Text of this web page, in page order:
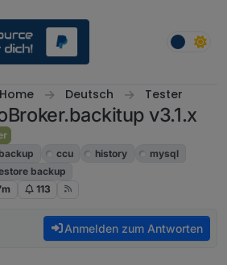
Deutsch Tester
v3.1.x
ccu history
mysql
backup
113
Anmelden zum Antworten